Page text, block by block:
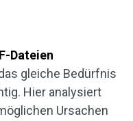
Dateien
gleiche Bedürfnis
Hier analysiert
Ursachen